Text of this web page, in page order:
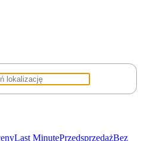
Last MinutePrzedsprzedażBez